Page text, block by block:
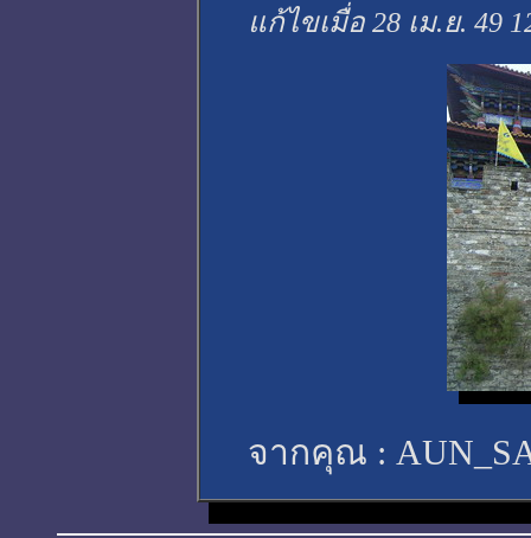
แก้ไขเมื่อ 28 เม.ย. 49
จากคุณ :